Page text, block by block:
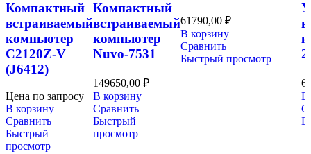
Компактный
встраиваемый
компьютер
C2120Z-V
(J6412)
Цена по запросу
В корзину
Сравнить
Быстрый
просмотр
Компактный
встраиваемый
компьютер
Nuvo-7531
149650,00 ₽
В корзину
Сравнить
Быстрый
просмотр
61790,00 ₽
В корзину
Сравнить
Быстрый просмотр
В